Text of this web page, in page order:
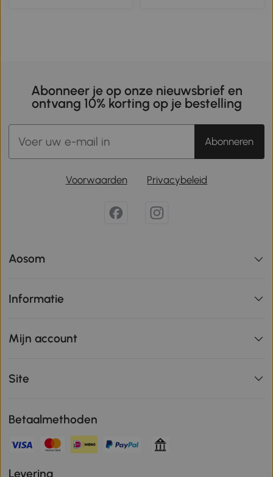
Abonneer je op onze nieuwsbrief en
ontvang 10% korting op je bestelling
Abonneren
Voorwaarden Privacybeleid
Aosom
Informatie
Mijn account
Site
Betaalmethoden
Levering